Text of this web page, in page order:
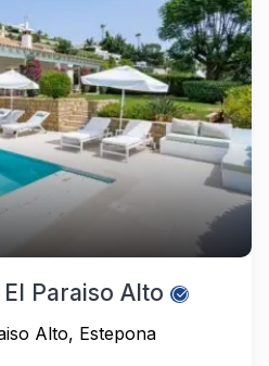
Paraiso Alto
Alto, Estepona